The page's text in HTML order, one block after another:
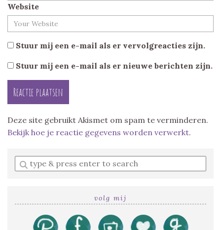
Website
Stuur mij een e-mail als er vervolgreacties zijn.
Stuur mij een e-mail als er nieuwe berichten zijn.
Deze site gebruikt Akismet om spam te verminderen.
Bekijk hoe je reactie gegevens worden verwerkt.
Enter
a
volg mij